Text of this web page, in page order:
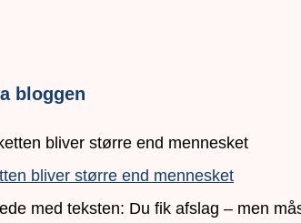
bloggen
bliver større end mennesket